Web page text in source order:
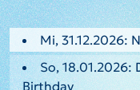
Mi, 31.12.2026:
So, 18.01.2026:
Birthday